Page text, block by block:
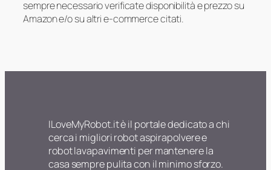
sempre necessario verificate disponibilità e prezzo su
Amazon e/o su altri e-commerce citati.
ILoveMyRobot.it è il portale dedicato a chi
cerca i migliori robot aspirapolvere e
robot lavapavimenti per mantenere la
casa sempre pulita con il minimo sforzo.